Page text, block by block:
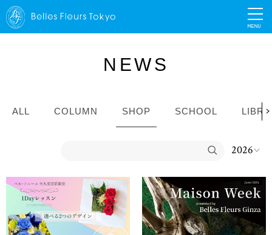
MENU
NEWS
ALL COLUMN SHOP SCHOOL